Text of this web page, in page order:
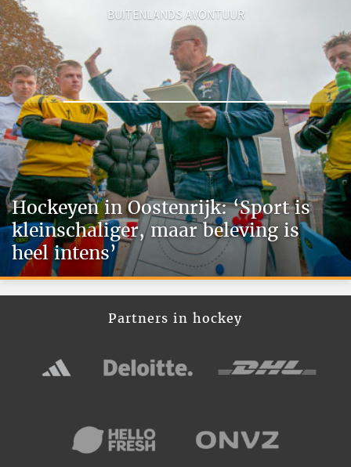
BUITENLANDS AVONTUUR
Hockeyen in Oostenrijk: ‘Sport is
kleinschaliger, maar beleving is
heel intens’
Partners in hockey